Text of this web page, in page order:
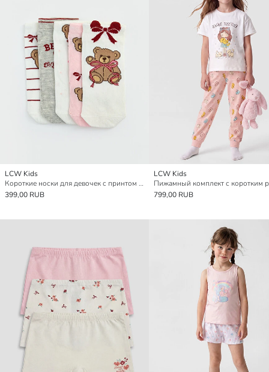
LCW Kids
Короткие носки для девочек с принтом медведя, комплект из 5 штук
399,00 RUB
LCW Kids
799,00 RUB